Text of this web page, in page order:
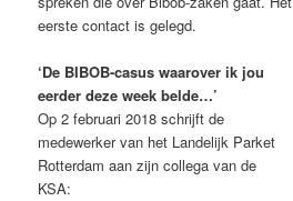
eerste contact is gelegd.
‘De BIBOB-casus waarover ik jou
eerder deze week belde…’
Op 2 februari 2018 schrijft de
medewerker van het Landelijk Parket
Rotterdam aan zijn collega van de
KSA: